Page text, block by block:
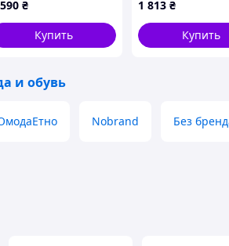
₴
Купить
1 813 ₴
Купить
и обувь
Nobrand Без